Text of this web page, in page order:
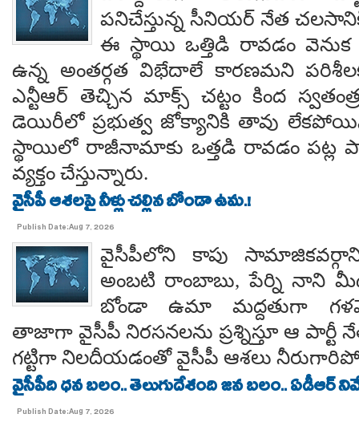
పనిచేస్తున్న సీనియర్ నేత
ఈ స్థాయి ఒత్తిడి రావడం వెనుక
ఉన్న అంతర్గత విభేదాలే కారణమని
ఎన్టీఆర్ తెచ్చిన మాక్స్ చట్టం కింద
డెయిరీలో ప్రభుత్వ జోక్యానికి తావు
స్థాయిలో రాజీనామాకు ఒత్తడి రావడం పట్ల
వ్యక్తం చేస్తున్నారు.
వైసీపీ ఆశలపై నీళ్లు చల్లిన బోండా ఉమ.!
Publish Date:Aug 7, 2026
వైసీపీలోని కాపు
అంబటి రాంబాబు, పేర్ని నాని
బోండా ఉమా మద్దతుగా
తాజాగా వైసీపీ నిరసనలను ప్రశ్నిస్తూ ఆ
గట్టిగా నిలదీయడంతో వైసీపీ ఆశలు
వైసీపీది ధన బలం.. తెలుగుదేశంది జన బలం.. ఏడీఆర్
Publish Date:Aug 7, 2026